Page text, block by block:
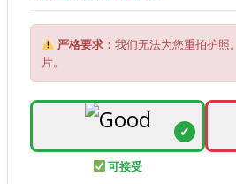
严格要求： 我们无法为您重拍护照
片。
✓
可接受